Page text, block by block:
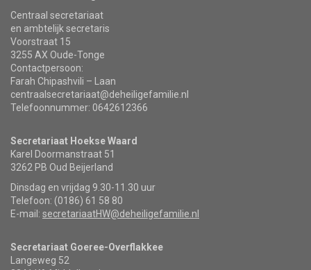
Centraal secretariaat
en ambtelijk secretaris
Voorstraat 15
3255 AX Oude-Tonge
Contactpersoon:
Farah Chipashvili – Laan
centraalsecretariaat@deheiligefamilie.nl
Telefoonnummer: 0642612366
Secretariaat Hoekse Waard
Karel Doormanstraat 51
3262 PB Oud Beijerland
Dinsdag en vrijdag 9.30-11.30 uur
Telefoon: (0186) 61 58 80
E-mail: secretariaatHW@deheiligefamilie.nl
Secretariaat Goeree-Overflakkee
Langeweg 52